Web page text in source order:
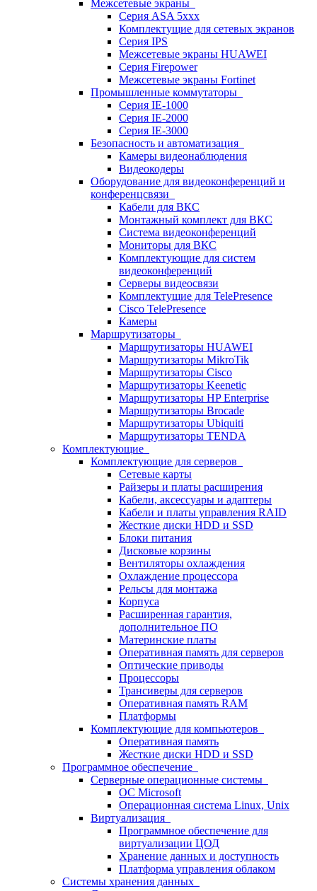
Межсетевые экраны
Серия ASA 5xxx
Комплектущие для сетевых экранов
Серия IPS
Межсетевые экраны HUAWEI
Серия Firepower
Межсетевые экраны Fortinet
Промышленные коммутаторы
Серия IE-1000
Серия IE-2000
Серия IE-3000
Безопасность и автоматизация
Камеры видеонаблюдения
Видеокодеры
Оборудование для видеоконференций и
конференцсвязи
Кабели для ВКС
Монтажный комплект для ВКС
Система видеоконференций
Мониторы для ВКС
Комплектующие для систем
видеоконференций
Серверы видеосвязи
Комплектущие для TelePresence
Cisco TelePresence
Камеры
Маршрутизаторы
Маршрутизаторы HUAWEI
Маршрутизаторы MikroTik
Маршрутизаторы Cisco
Маршрутизаторы Keenetic
Маршрутизаторы HP Enterprise
Маршрутизаторы Brocade
Маршрутизаторы Ubiquiti
Маршрутизаторы TENDA
Комплектующие
Комплектующие для серверов
Сетевые карты
Райзеры и платы расширения
Кабели, аксессуары и адаптеры
Кабели и платы управления RAID
Жесткие диски HDD и SSD
Блоки питания
Дисковые корзины
Вентиляторы охлаждения
Охлаждение процессора
Рельсы для монтажа
Корпуса
Расширенная гарантия,
дополнительное ПО
Материнские платы
Оперативная память для серверов
Оптические приводы
Процессоры
Трансиверы для серверов
Оперативная память RAM
Платформы
Комплектующие для компьютеров
Оперативная память
Жесткие диски HDD и SSD
Программное обеспечение
Серверные операционные системы
ОС Microsoft
Операционная система Linux, Unix
Виртуализация
Программное обеспечение для
виртуализации ЦОД
Хранение данных и доступность
Платформа управления облаком
Системы хранения данных